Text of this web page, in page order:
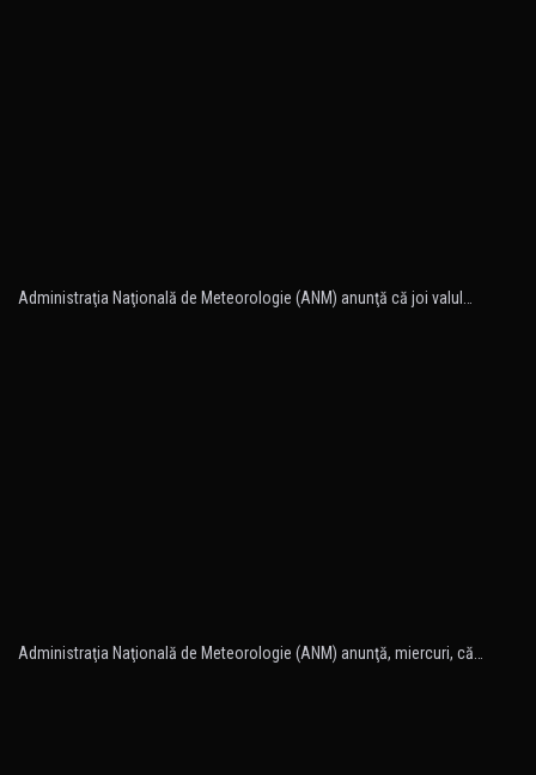
Administraţia Naţională de Meteorologie (ANM) anunţă că joi valul…
Administraţia Naţională de Meteorologie (ANM) anunţă, miercuri, că…